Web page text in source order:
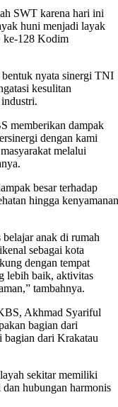
SWT karena hari ini
huni menjadi layak
ke-128 Kodim
bentuk nyata sinergi TNI
kesulitan
memberikan dampak
dengan kami
melalui
besar terhadap
hingga kenyamanan
anak di rumah
sebagai kota
dengan tempat
lebih baik, aktivitas
tambahnya.
Akhmad Syariful
bagian dari
bagian dari Krakatau
sekitar memiliki
hubungan harmonis